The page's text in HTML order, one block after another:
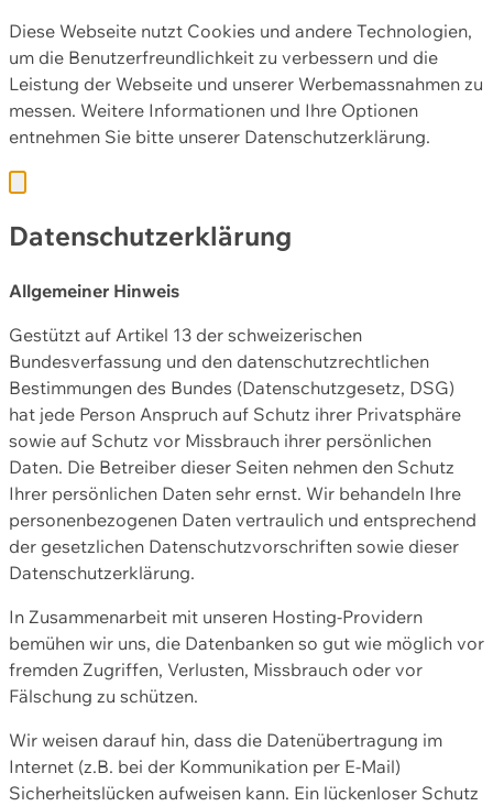
Diese Webseite nutzt Cookies und andere Technologien,
um die Benutzerfreundlichkeit zu verbessern und die
Leistung der Webseite und unserer Werbemassnahmen zu
messen. Weitere Informationen und Ihre Optionen
entnehmen Sie bitte unserer Datenschutzerklärung.
Datenschutzerklärung
Allgemeiner Hinweis
Gestützt auf Artikel 13 der schweizerischen
Bundesverfassung und den datenschutzrechtlichen
Bestimmungen des Bundes (Datenschutzgesetz, DSG)
hat jede Person Anspruch auf Schutz ihrer Privatsphäre
sowie auf Schutz vor Missbrauch ihrer persönlichen
Daten. Die Betreiber dieser Seiten nehmen den Schutz
Ihrer persönlichen Daten sehr ernst. Wir behandeln Ihre
personenbezogenen Daten vertraulich und entsprechend
der gesetzlichen Datenschutzvorschriften sowie dieser
Datenschutzerklärung.
In Zusammenarbeit mit unseren Hosting-Providern
bemühen wir uns, die Datenbanken so gut wie möglich vor
fremden Zugriffen, Verlusten, Missbrauch oder vor
Fälschung zu schützen.
Wir weisen darauf hin, dass die Datenübertragung im
Internet (z.B. bei der Kommunikation per E-Mail)
Sicherheitslücken aufweisen kann. Ein lückenloser Schutz